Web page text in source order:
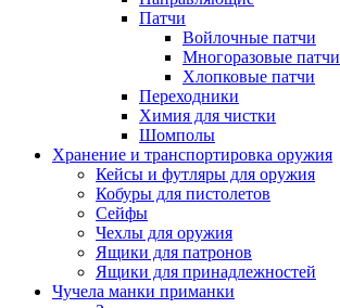
Патчи
Войлочные патчи
Многоразовые патчи
Хлопковые патчи
Переходники
Химия для чистки
Шомполы
Хранение и транспортировка оружия
Кейсы и футляры для оружия
Кобуры для пистолетов
Сейфы
Чехлы для оружия
Ящики для патронов
Ящики для принадлежностей
Чучела манки приманки